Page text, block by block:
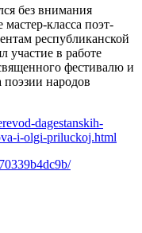
без внимания
класса поэт-
республиканской
участие в работе
фестивалю и
поэзии народов
dagestanskih-
i-olgi-priluckoj.html